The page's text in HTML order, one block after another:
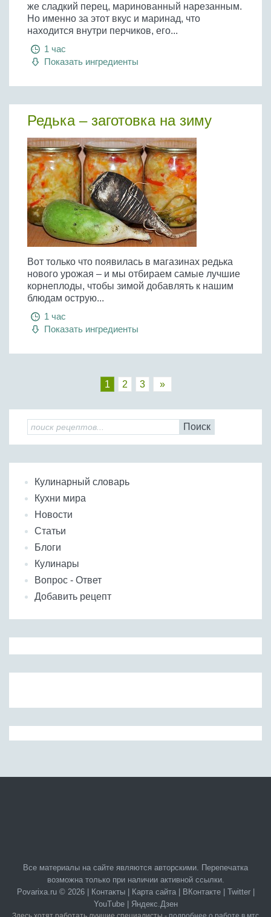
же сладкий перец, маринованный нарезанным.
Но именно за этот вкус и маринад, что
находится внутри перчиков, его...
1 час
Показать ингредиенты
Редька – заготовка на зиму
Вот только что появилась в магазинах редька
нового урожая – и мы отбираем самые лучшие
корнеплоды, чтобы зимой добавлять к нашим
блюдам острую...
1 час
Показать ингредиенты
1 2 3 »
Поиск
Кулинарный словарь
Кухни мира
Новости
Статьи
Блоги
Кулинары
Вопрос - Ответ
Добавить рецепт
Все материалы на сайте являются авторскими. Перепечатка
возможна только при наличии активной ссылки.
Povarixa.ru © 2026 |
Контакты| Карта сайта| ВКонтакте| Twitter|
YouTube| Яндекс.Дзен